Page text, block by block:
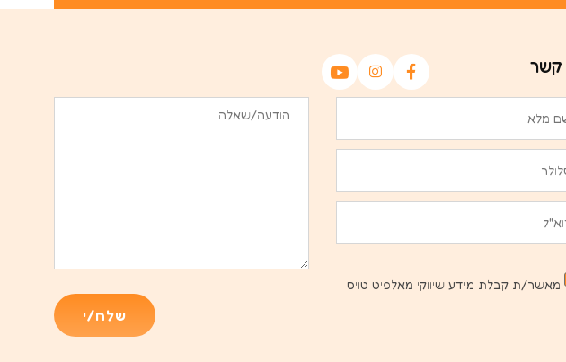
קשר
מאשר/ת קבלת מידע שיווקי מאלפיט טויס